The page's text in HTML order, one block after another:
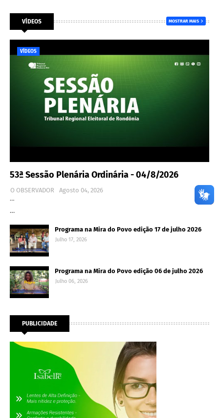
VÍDEOS MOSTRAR MAIS
VÍDEOS
53ª Sessão Plenária Ordinária - 04/8/2026
O OBSERVADOR
Agosto 04, 2026
…
…
Programa na Mira do Povo edição 17 de julho 2026
Julho 17, 2026
Programa na Mira do Povo edição 06 de julho 2026
Julho 06, 2026
PUBLICIDADE